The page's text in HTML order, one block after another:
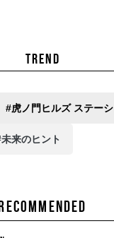
RECOMMENDED
TREND
#虎ノ門ヒルズ ステー
来のヒント